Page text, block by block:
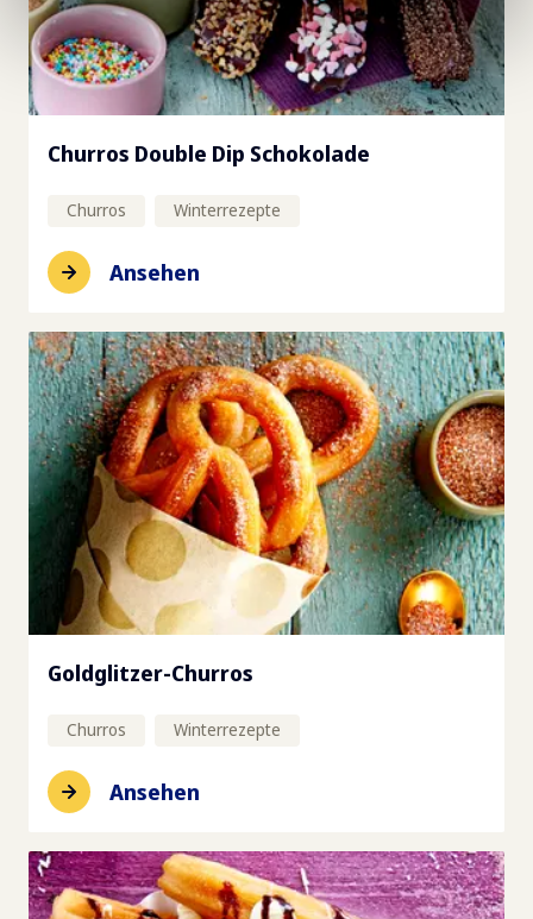
Churros Double Dip Schokolade
Churros Winterrezepte
Ansehen
Goldglitzer-Churros
Churros Winterrezepte
Ansehen